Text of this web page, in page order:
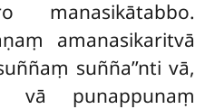
manasikātabbo.
amanasikaritvā
suñña’’nti vā,
vā punappunaṃ